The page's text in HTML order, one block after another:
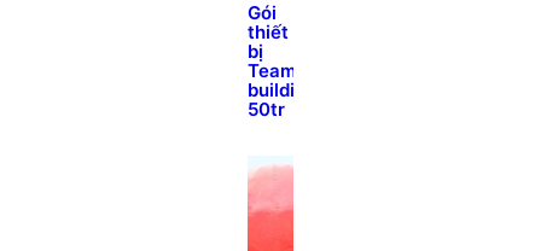
Gói
thiết
bị
Team
building
50tr